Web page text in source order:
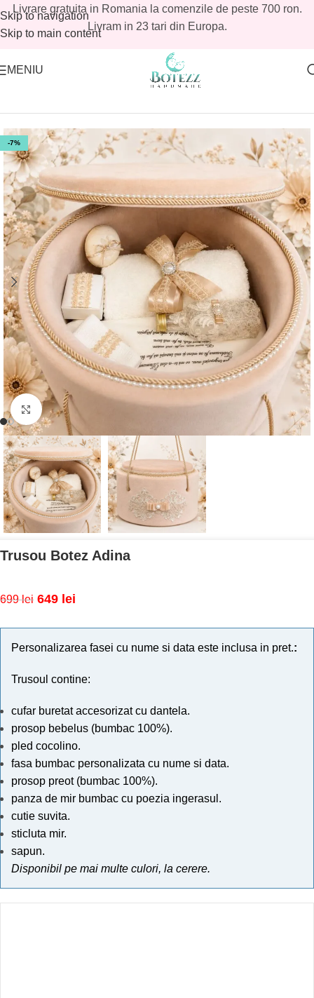
Skip to navigation
Skip to main content
Livrare gratuita in Romania la comenzile de peste 700 ron.
Livram in 23 tari din Europa.
MENIU
Reduceri botez/Reduceri botez fetite
-7%
Mărește imaginea
Trusou Botez Adina
699lei 649 lei
Personalizarea fasei cu nume si data este inclusa in pret.:
Trusoul contine:
cufar buretat accesorizat cu dantela.
prosop bebelus (bumbac 100%).
pled cocolino.
fasa bumbac personalizata cu nume si data.
prosop preot (bumbac 100%).
panza de mir bumbac cu poezia ingerasul.
cutie suvita.
sticluta mir.
sapun.
Disponibil pe mai multe culori, la cerere.